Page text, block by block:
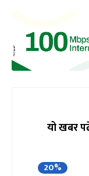
यो खबर
20%